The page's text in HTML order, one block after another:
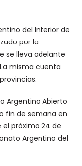
del Interior de
por la
se lleva adelante
misma cuenta
Argentino Abierto
fin de semana en
próximo 24 de
Argentino del